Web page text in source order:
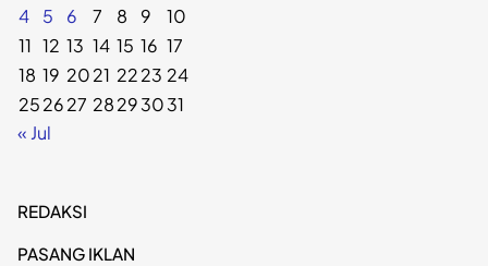
4
5 6 7 8 9
10
11 12 13 14 15 16 17
18 19 2021 2223 24
252627 28293031
« Jul
REDAKSI
PASANG IKLAN